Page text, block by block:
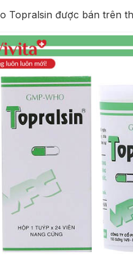
Topralsin được bán trên